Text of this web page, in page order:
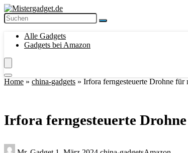
Alle Gadgets
Gadgets bei Amazon
Home » china-gadgets » Irfora ferngesteuerte Drohne für
Irfora ferngesteuerte